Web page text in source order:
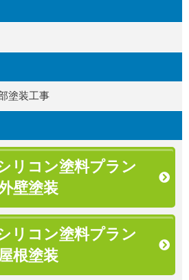
塗装工事
リコン塗料プラン
壁塗装
リコン塗料プラン
屋根塗装